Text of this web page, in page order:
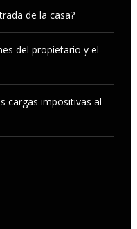
de la casa?
del propietario y el
cargas impositivas al